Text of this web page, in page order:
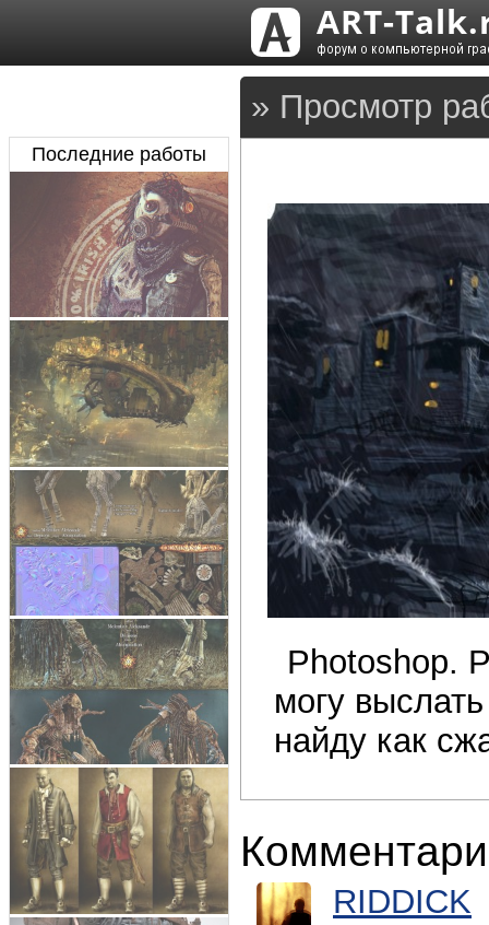
» Просмотр
Photoshop.
могу
найду как
RIDDICK
Последние работы